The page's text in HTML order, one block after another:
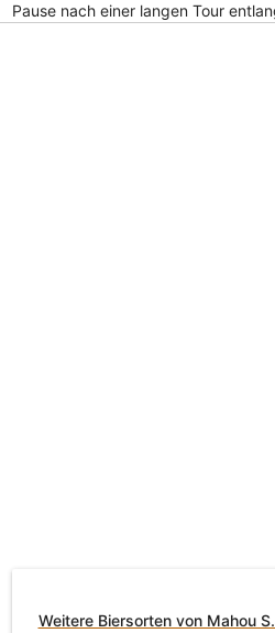
Pause nach einer langen Tour
Weitere Biersorten von Mahou